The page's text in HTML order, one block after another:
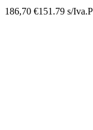
186,70 €151.79 s/Iva.